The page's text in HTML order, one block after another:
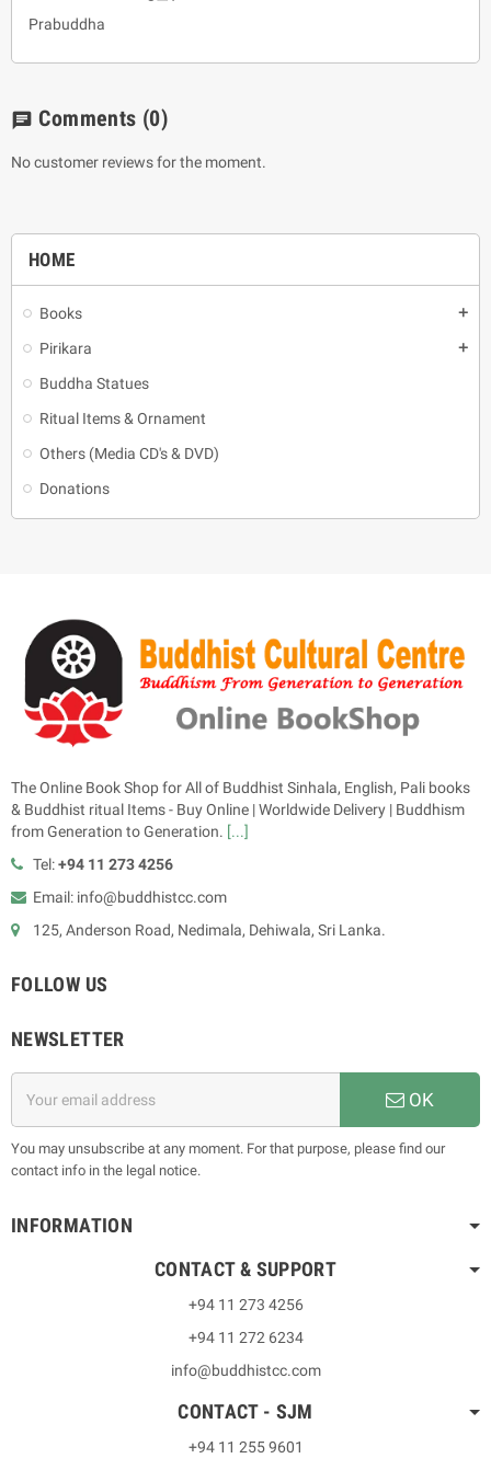
HOME
Books add
Pirikara add
Buddha Statues
Ritual Items & Ornament
Others (Media CD's & DVD)
Donations
Prabuddha
chat Comments (0)
No customer reviews for the moment.
The Online Book Shop for All of Buddhist Sinhala, English, Pali books
& Buddhist ritual Items - Buy Online | Worldwide Delivery | Buddhism
from Generation to Generation. [...]
Tel:+94 11 273 4256
Email: info@buddhistcc.com
125, Anderson Road, Nedimala, Dehiwala, Sri Lanka.
FOLLOW US
NEWSLETTER
OK
You may unsubscribe at any moment. For that purpose, please find our
contact info in the legal notice.
INFORMATION
CONTACT & SUPPORT
+94 11 273 4256
+94 11 272 6234
info@buddhistcc.com
CONTACT - SJM
+94 11 255 9601